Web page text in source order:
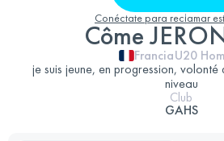
Conéctate para reclamar
Côme
FranciaU20
je suis jeune, en progression,
niveau
Club
GAHS